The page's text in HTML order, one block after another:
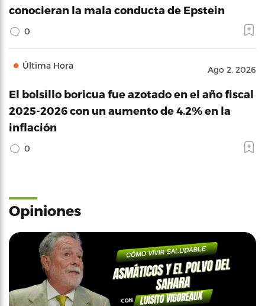
conocieran la mala conducta de Epstein
0
Última Hora Ago 2, 2026
El bolsillo boricua fue azotado en el año fiscal
2025-2026 con un aumento de 4.2% en la
inflación
0
Opiniones